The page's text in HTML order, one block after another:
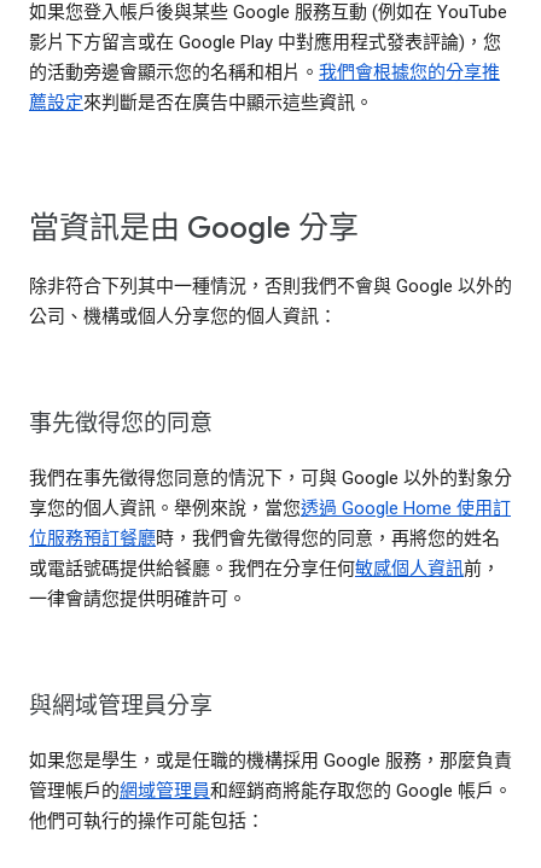
如果您登入帳戶後與某些 Google 服務互動 (例如在 YouTube
影片下方留言或在 Google Play 中對應用程式發表評論)，您
的活動旁邊會顯示您的名稱和相片。 我們會根據您的分享推
薦設定來判斷是否在廣告中顯示這些資訊。
當資訊是由 Google 分享
除非符合下列其中一種情況，否則我們不會與 Google 以外的
公司、機構或個人分享您的個人資訊：
事先徵得您的同意
我們在事先徵得您同意的情況下，可與 Google 以外的對象分
享您的個人資訊。舉例來說，當您透過 Google Home 使用訂
位服務預訂餐廳時，我們會先徵得您的同意，再將您的姓名
或電話號碼提供給餐廳。我們在分享任何敏感個人資訊前，
一律會請您提供明確許可。
與網域管理員分享
如果您是學生，或是任職的機構採用 Google 服務，那麼負責
管理帳戶的網域管理員和經銷商將能存取您的 Google 帳戶。
他們可執行的操作可能包括：